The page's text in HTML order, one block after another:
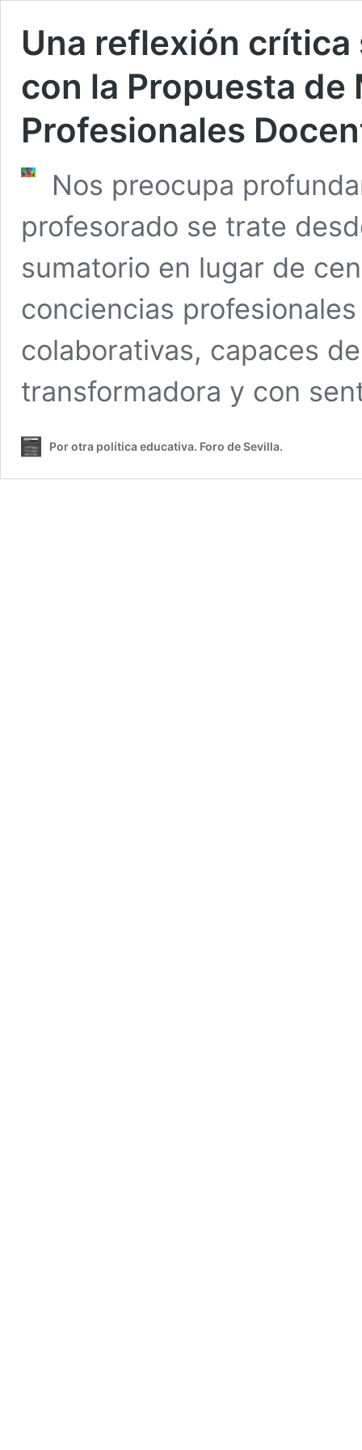
Una reflexión
con la Propuesta
Profesionales
Nos preocupa
profesorado se trate
sumatorio en lugar de
conciencias
colaborativas, capaces
transformadora y con
Por otra política educativa. Foro de Sevilla.